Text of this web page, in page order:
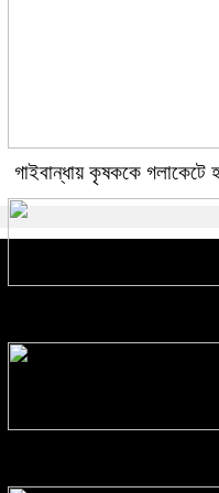
গাইবান্ধায় কৃষককে গলাকেটে